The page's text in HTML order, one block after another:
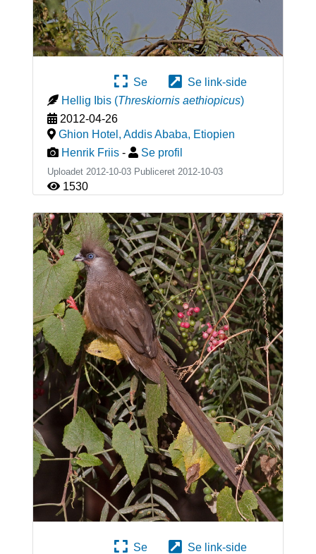
Se
Se link-side
Hellig Ibis (Threskiornis aethiopicus)
2012-04-26
Ghion Hotel, Addis Ababa, Etiopien
Henrik Friis - Se profil
Uploadet 2012-10-03 Publiceret 2012-10-03
1530
Se
Se link-side